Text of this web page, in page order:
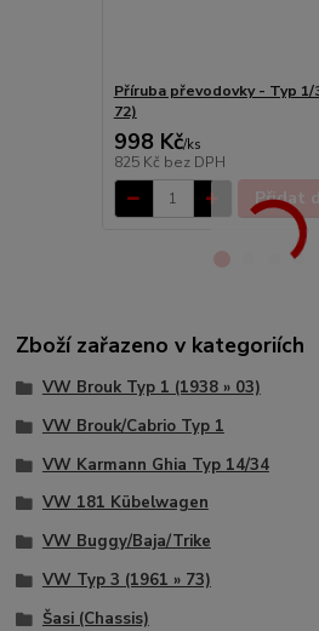
Příruba převodovky - Typ 1/
72)
998 Kč/ks
825 Kč bez DPH
Přidat
Zboží zařazeno v kategoriích
VW Brouk Typ 1 (1938 » 03)
VW Brouk/Cabrio Typ 1
VW Karmann Ghia Typ 14/34
VW 181 Kübelwagen
VW Buggy/Baja/Trike
VW Typ 3 (1961 » 73)
Šasi (Chassis)